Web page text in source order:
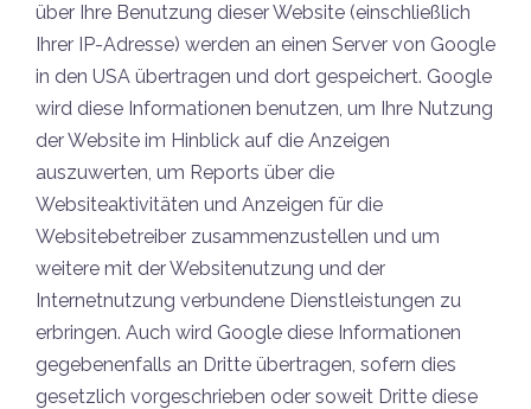
über Ihre Benutzung dieser Website (einschließlich
Ihrer IP-Adresse) werden an einen Server von Google
in den USA übertragen und dort gespeichert. Google
wird diese Informationen benutzen, um Ihre Nutzung
der Website im Hinblick auf die Anzeigen
auszuwerten, um Reports über die
Websiteaktivitäten und Anzeigen für die
Websitebetreiber zusammenzustellen und um
weitere mit der Websitenutzung und der
Internetnutzung verbundene Dienstleistungen zu
erbringen. Auch wird Google diese Informationen
gegebenenfalls an Dritte übertragen, sofern dies
gesetzlich vorgeschrieben oder soweit Dritte diese